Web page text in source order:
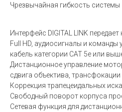
Чрезвычайная гибкость системы
Интерфейс DIGITAL LINK
Full HD, аудиосигналы и команды
кабель категории CAT 5e или
Дистанционное управление
сдвига объектива,
Коррекция трапецеидальных
Свободный поворот корпуса
Сетевая функция для